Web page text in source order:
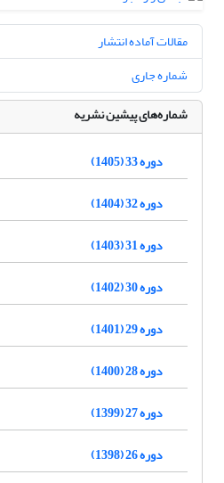
مقالات آماده انتشار
شماره جاری
شماره‌های پیشین نشریه
دوره 33 (1405)
دوره 32 (1404)
دوره 31 (1403)
دوره 30 (1402)
دوره 29 (1401)
دوره 28 (1400)
دوره 27 (1399)
دوره 26 (1398)